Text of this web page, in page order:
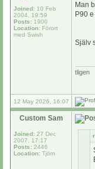
Joined: 10 Feb
2004, 19:59
Posts: 1900
Location: Förort
med Swish
Man
P90
Själv
tligen
12 May 2026, 16:07
Custom Sam
Joined: 27 Dec
2007, 17:17
Posts: 2446
Location: Tjörn